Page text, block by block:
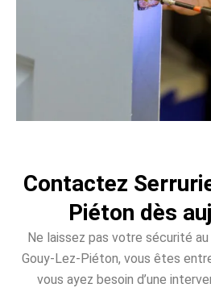
Contactez
Piéton dès
Ne laissez pas votre sécurité au
Gouy-Lez-Piéton, vous êtes
vous ayez besoin d’une